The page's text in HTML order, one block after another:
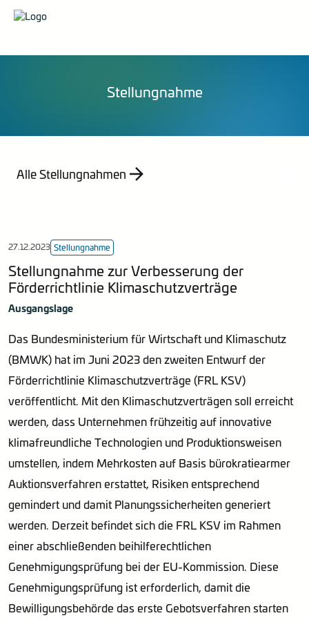
Mitteilungen
Empfehlung
Stellungnahme
Alle Stellungnahmen
27.12.2023 Stellungnahme
Stellungnahme zur Verbesserung der
Förderrichtlinie Klimaschutzverträge
Ausgangslage
Das Bundesministerium für Wirtschaft und Klimaschutz
(BMWK) hat im Juni 2023 den zweiten Entwurf der
Förderrichtlinie Klimaschutzverträge (FRL KSV)
veröffentlicht. Mit den Klimaschutzverträgen soll erreicht
werden, dass Unternehmen frühzeitig auf innovative
klimafreundliche Technologien und Produktionsweisen
umstellen, indem Mehrkosten auf Basis bürokratiearmer
Auktionsverfahren erstattet, Risiken entsprechend
gemindert und damit Planungssicherheiten generiert
werden. Derzeit befindet sich die FRL KSV im Rahmen
einer abschließenden beihilferechtlichen
Genehmigungsprüfung bei der EU-Kommission. Diese
Genehmigungsprüfung ist erforderlich, damit die
Bewilligungsbehörde das erste Gebotsverfahren starten